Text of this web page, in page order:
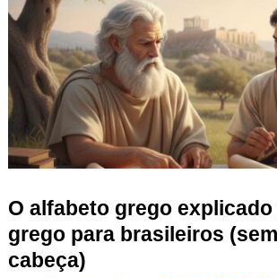
O alfabeto grego
grego para brasileiros
cabeça)